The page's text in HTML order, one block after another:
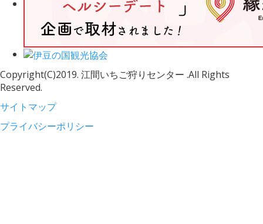
Copyright(C)2019. 江間いちご狩りセンター .All Rights
Reserved.
サイトマップ
プライバシーポリシー